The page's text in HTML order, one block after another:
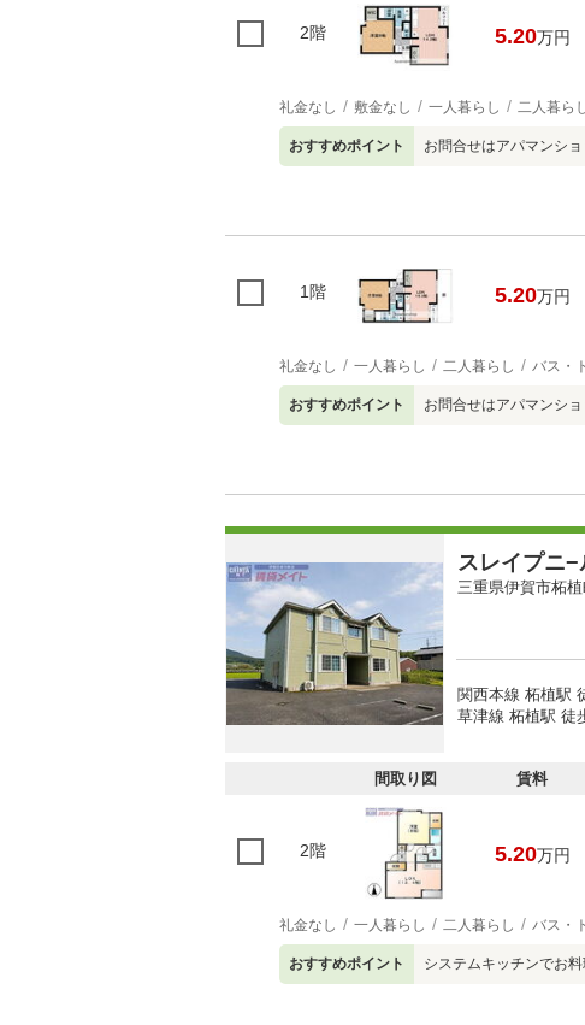
2階 5.20万円
礼金なし 敷金なし 一人暮らし 二人暮ら
おすすめポイント お問合せはアパマンシ
1階 5.20万円
礼金なし 一人暮らし 二人暮らし バス・
おすすめポイント お問合せはアパマンシ
スレイプニ−
三重県伊賀市柘
関西本線 柘植駅
草津線 柘植駅 徒
間取り図 賃料
2階 5.20万円
礼金なし 一人暮らし 二人暮らし バス・
おすすめポイント システムキッチンでお